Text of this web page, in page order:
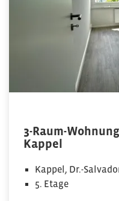
3-Raum-
Kappel
Kappel, Dr.-
5. Etage